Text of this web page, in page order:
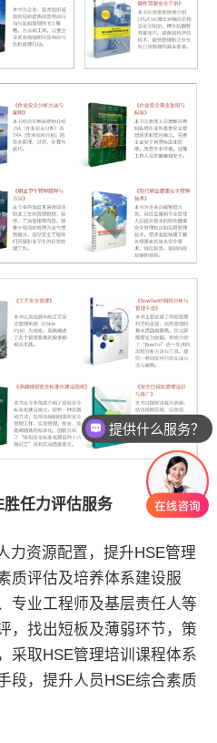
任力评估服务
力资源配置，提升HSE管理
质评估及培养体系建设服
专业工程师及基层责任人等
，找出短板及薄弱环节，策
采取HSE管理培训课程体系
段，提升人员HSE综合素质
提供什么服务？